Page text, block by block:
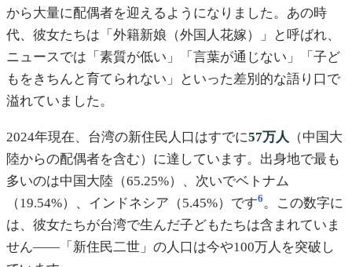
から大量に配偶者を迎えるようになりました。あの時
代、彼女たちは「外籍新娘（外国人花嫁）」と呼ばれ、
ニュースでは「素質が低い」「言葉が通じない」「子ど
もをきちんと育てられない」といった差別的な語り口で
溢れていました。
2024年現在、台湾の新住民人口はすでに57万人
（中国大
陸からの配偶者を含む）に達しています。出身地で最も
多いのは中国大陸（65.25%）、次いでベトナム
（19.54%）、インドネシア（5.45%）です6 。この数字に
は、彼女たちが台湾で生んだ子どもたちは含まれていま
せん——「新住民二世」の人口は今や100万人を突破し